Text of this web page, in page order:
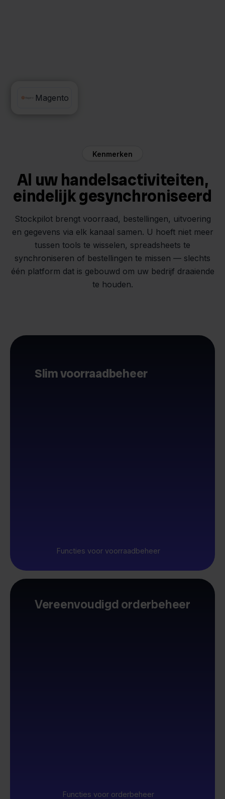
Maxeda
Magento
Kenmerken
Al uw handelsactiviteiten,
eindelijk gesynchroniseerd
Stockpilot brengt voorraad, bestellingen, uitvoering
en gegevens via elk kanaal samen. U hoeft niet meer
tussen tools te wisselen, spreadsheets te
synchroniseren of bestellingen te missen — slechts
één platform dat is gebouwd om uw bedrijf draaiende
te houden.
Slim voorraadbeheer
Functies voor voorraadbeheer
Vereenvoudigd orderbeheer
Functies voor orderbeheer